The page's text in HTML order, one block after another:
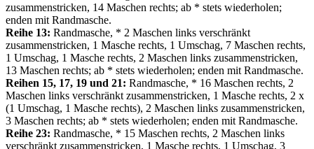
zusammenstricken, 14 Maschen rechts; ab * stets wiederholen;
enden mit Randmasche.
Reihe 13: Randmasche, * 2 Maschen links verschränkt
zusammenstricken, 1 Masche rechts, 1 Umschag, 7 Maschen rechts,
1 Umschag, 1 Masche rechts, 2 Maschen links zusammenstricken,
13 Maschen rechts; ab * stets wiederholen; enden mit Randmasche.
Reihen 15, 17, 19 und 21: Randmasche, * 16 Maschen rechts, 2
Maschen links verschränkt zusammenstricken, 1 Masche rechts, 2 х
(1 Umschag, 1 Masche rechts), 2 Maschen links zusammenstricken,
3 Maschen rechts; ab * stets wiederholen; enden mit Randmasche.
Reihe 23: Randmasche, * 15 Maschen rechts, 2 Maschen links
verschränkt zusammenstricken, 1 Masche rechts, 1 Umschag, 3